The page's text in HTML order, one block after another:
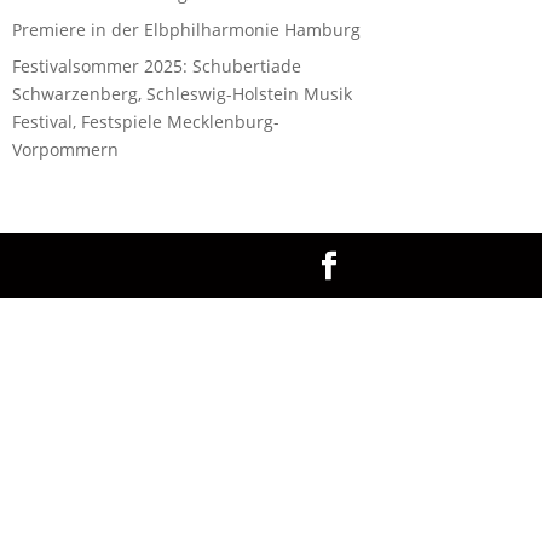
Premiere in der Elbphilharmonie Hamburg
Festivalsommer 2025: Schubertiade
Schwarzenberg, Schleswig-Holstein Musik
Festival, Festspiele Mecklenburg-
Vorpommern